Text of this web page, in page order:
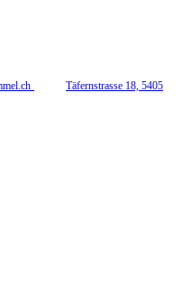
Täfernstrasse 18, 5405